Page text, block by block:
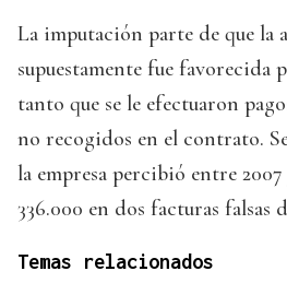
La imputación parte de que la
supuestamente fue favorecida
tanto que se le efectuaron
no recogidos en el contrato.
la empresa percibió entre
336.000 en dos facturas falsas
Temas relacionados